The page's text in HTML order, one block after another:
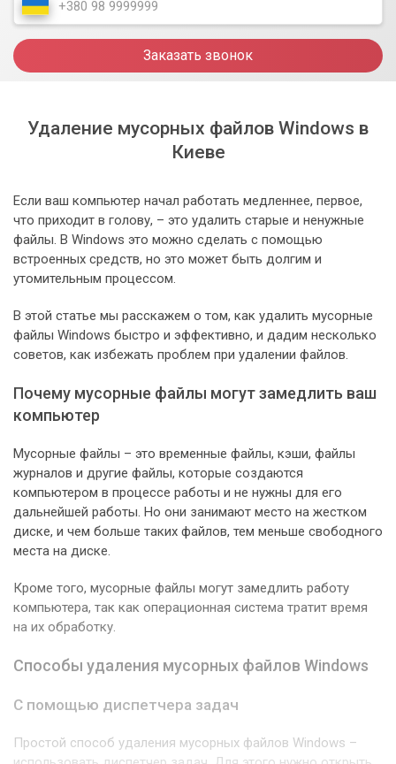
Заказать звонок
Удаление мусорных файлов Windows в
Киеве
Если ваш компьютер начал работать медленнее, первое,
что приходит в голову, – это удалить старые и ненужные
файлы. В Windows это можно сделать с помощью
встроенных средств, но это может быть долгим и
утомительным процессом.
В этой статье мы расскажем о том, как удалить мусорные
файлы Windows быстро и эффективно, и дадим несколько
советов, как избежать проблем при удалении файлов.
Почему мусорные файлы могут замедлить ваш
компьютер
Мусорные файлы – это временные файлы, кэши, файлы
журналов и другие файлы, которые создаются
компьютером в процессе работы и не нужны для его
дальнейшей работы. Но они занимают место на жестком
диске, и чем больше таких файлов, тем меньше свободного
места на диске.
Кроме того, мусорные файлы могут замедлить работу
компьютера, так как операционная система тратит время
на их обработку.
Способы удаления мусорных файлов Windows
С помощью диспетчера задач
Простой способ удаления мусорных файлов Windows –